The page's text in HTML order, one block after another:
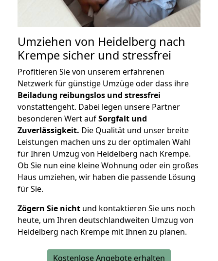
Umziehen von Heidelberg nach
Krempe sicher und stressfrei
Profitieren Sie von unserem erfahrenen
Netzwerk für günstige Umzüge oder dass ihre
Beiladung reibungslos und stressfrei
vonstattengeht. Dabei legen unsere Partner
besonderen Wert aufSorgfalt und
Zuverlässigkeit. Die Qualität und unser breite
Leistungen machen uns zu der optimalen Wahl
für Ihren Umzug von Heidelberg nach Krempe.
Ob Sie nun eine kleine Wohnung oder ein großes
Haus umziehen, wir haben die passende Lösung
für Sie.
Zögern Sie nicht und kontaktieren Sie uns noch
heute, um Ihren deutschlandweiten Umzug von
Heidelberg nach Krempe mit Ihnen zu planen.
Kostenlose Angebote erhalten